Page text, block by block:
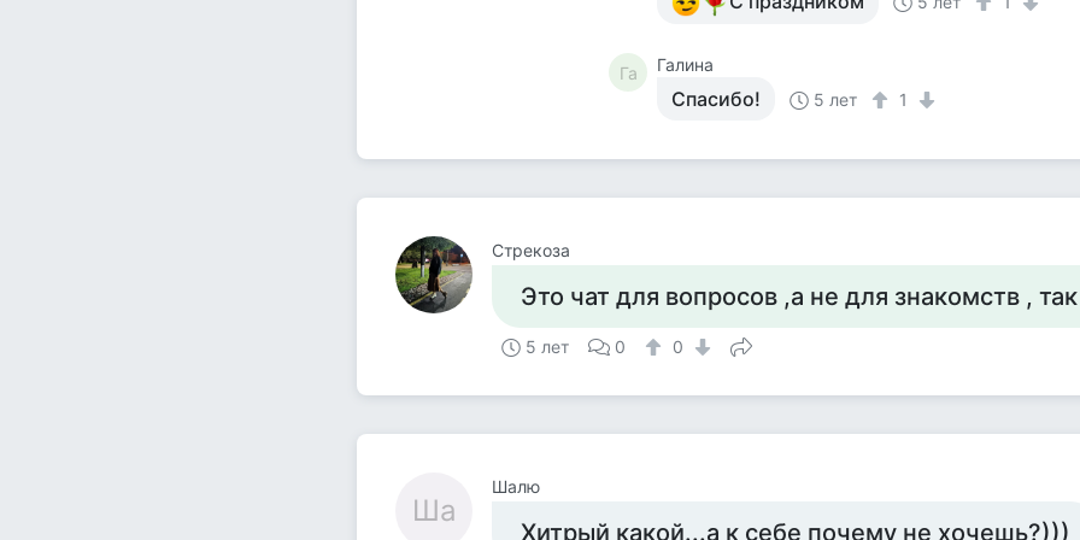
Га Галина
Спасибо! 5 лет 1
Стрекоза
Это чат для вопросов ,а не для знакомств ,
5 лет 0 0
Ша
Шалю
Хитрый какой...а к себе почему не хочешь?)))